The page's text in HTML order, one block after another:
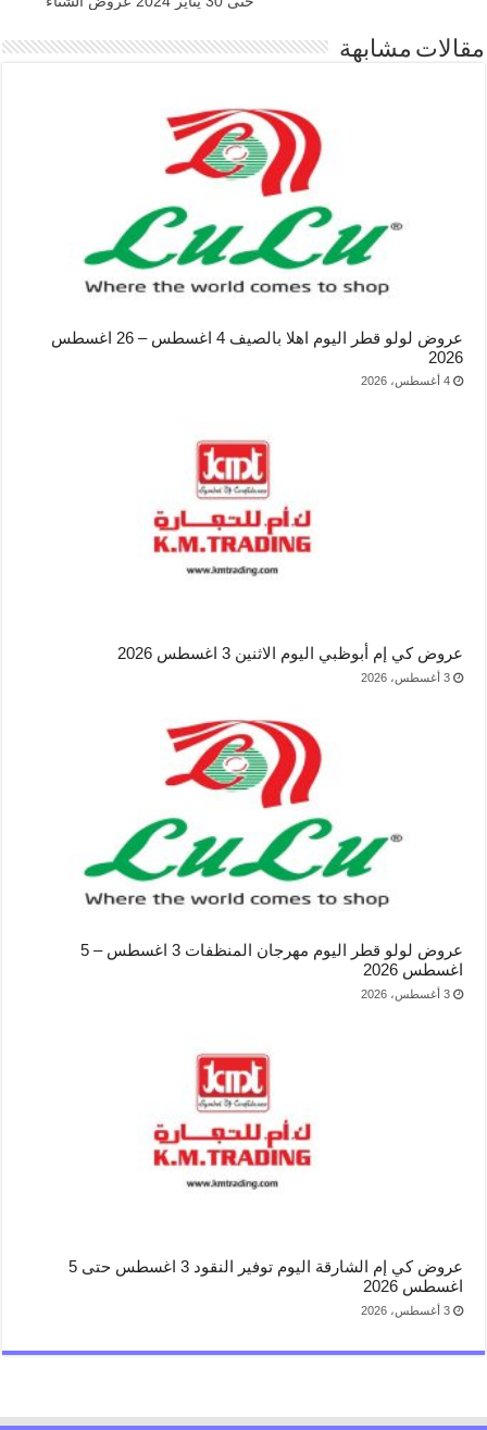
مقالات مشابهة
عروض لولو قطر اليوم اهلا بالصيف 4 اغسطس – 26 اغسطس
2026
4 أغسطس، 2026
عروض كي إم أبوظبي اليوم الاثنين 3 اغسطس 2026
3 أغسطس، 2026
عروض لولو قطر اليوم مهرجان المنظفات 3 اغسطس – 5
اغسطس 2026
3 أغسطس، 2026
عروض كي إم الشارقة اليوم توفير النقود 3 اغسطس حتى 5
اغسطس 2026
3 أغسطس، 2026